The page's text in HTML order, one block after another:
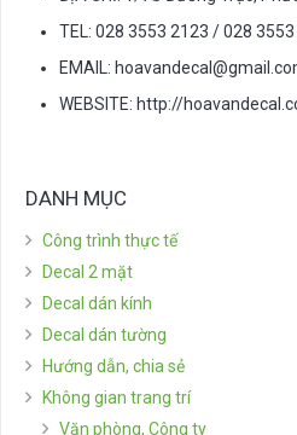
TEL: 028 3553 2123 / 028
EMAIL:
WEBSITE: http://
DANH MỤC
Công trình thực tế
Decal 2 mặt
Decal dán kính
Decal dán tường
Hướng dẫn, chia sẻ
Không gian trang trí
Văn phòng, Công ty